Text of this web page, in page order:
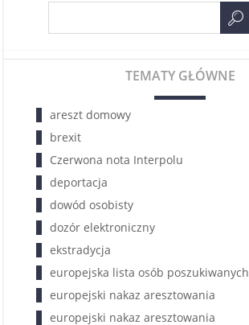
TEMATY GŁÓWNE
areszt domowy
brexit
Czerwona nota Interpolu
deportacja
dowód osobisty
dozór elektroniczny
ekstradycja
europejska lista osób poszukiwanych
europejski nakaz aresztowania
europejski nakaz aresztowania